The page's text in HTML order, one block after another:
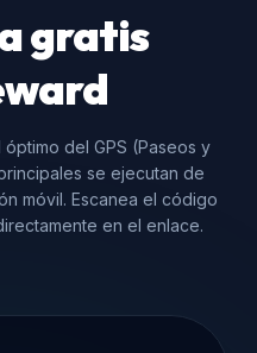
gratis
del GPS (Paseos y
se ejecutan de
móvil. Escanea el código
en el enlace.